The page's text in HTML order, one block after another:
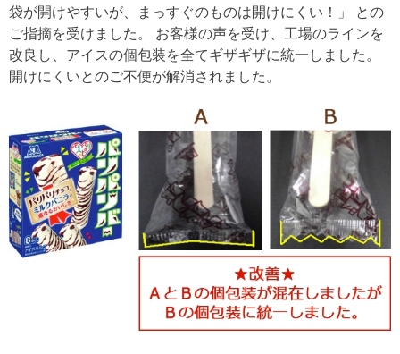
袋が開けやすいが、まっすぐのものは開けにくい！」 との
ご指摘を受けました。 お客様の声を受け、工場のラインを
改良し、アイスの個包装を全てギザギザに統一しました。
開けにくいとのご不便が解消されました。